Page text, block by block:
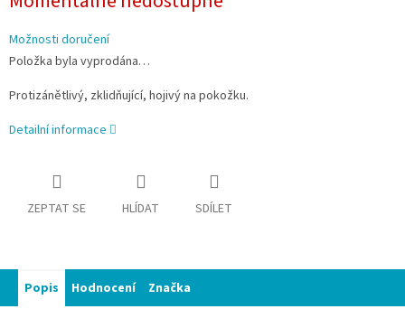
cena:
Možnosti doručení
Položka byla vyprodána…
Protizánětlivý, zklidňující, hojivý na pokožku.
Detailní informace
ZEPTAT SE HLÍDAT SDÍLET
Popis Hodnocení Značka